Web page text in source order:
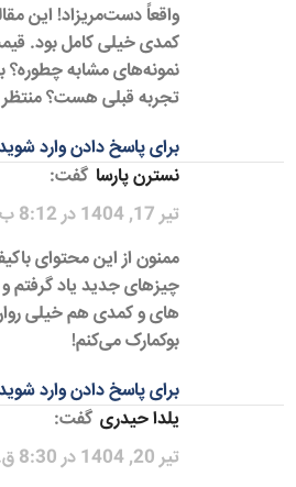
واقعاً دست‌مریزاد! این
کمدی خیلی کامل بود.
نمونه‌های مشابه چطوره؟
تجربه قبلی هست؟
برای پاسخ دادن وارد
نسترن پارسا گفت:
تیر 17, 1404 در 8:12 ب.ظ
ممنون از این محتوای
چیزهای جدید یاد گرفتم
های و کمدی هم خیلی
بوکمارک می‌کنم!
برای پاسخ دادن وارد
یلدا حیدری گفت:
تیر 20, 1404 در 8:30 ق.ظ